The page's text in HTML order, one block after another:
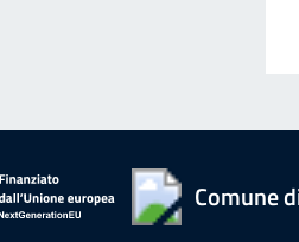
Comune